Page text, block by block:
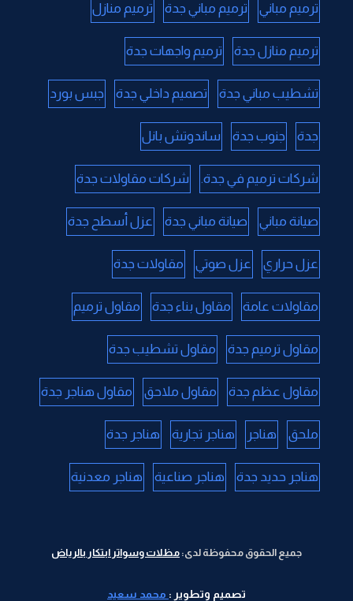
ترميم مباني ترميم مباني جدة ترميم منازل
ترميم منازل جدة ترميم واجهات جدة
تشطيب مباني جدة تصميم داخلي جدة جبس بورد
جدة جنوب جدة ساندوتش بانل
شركات ترميم في جدة. شركات مقاولات جدة
صيانة مباني صيانة مباني جدة عزل أسطح جدة
عزل حراري عزل صوتي مقاولات جدة
مقاولات عامة مقاول بناء جدة مقاول ترميم
مقاول ترميم جدة مقاول تشطيب جدة
مقاول عظم جدة مقاول ملاحق مقاول هناجر جدة
ملحق هناجر هناجر تجارية هناجر جدة
هناجر حديد جدة هناجر صناعية هناجر معدنية
جميع الحقوق محفوظة لدى: مظلات وسواتر ابتكار بالرياض
تصميم وتطوير : محمد سعيد